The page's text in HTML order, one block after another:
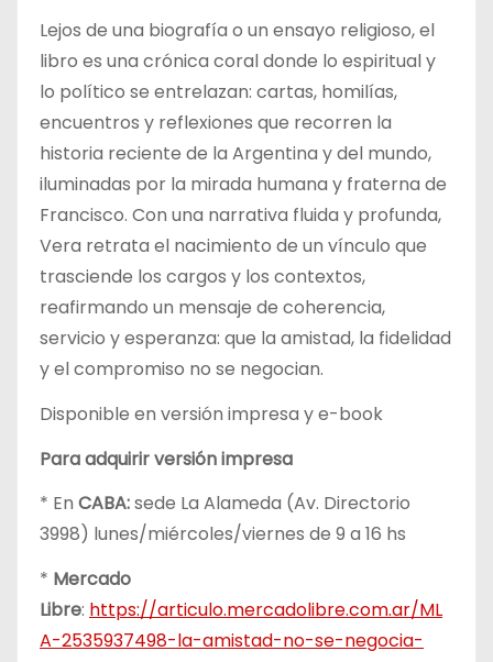
Lejos de una biografía o un ensayo religioso, el
libro es una crónica coral donde lo espiritual y
lo político se entrelazan: cartas, homilías,
encuentros y reflexiones que recorren la
historia reciente de la Argentina y del mundo,
iluminadas por la mirada humana y fraterna de
Francisco. Con una narrativa fluida y profunda,
Vera retrata el nacimiento de un vínculo que
trasciende los cargos y los contextos,
reafirmando un mensaje de coherencia,
servicio y esperanza: que la amistad, la fidelidad
y el compromiso no se negocian.
Disponible en versión impresa y e-book
Para adquirir versión impresa
* En CABA:sede La Alameda (Av. Directorio
3998) lunes/miércoles/viernes de 9 a 16 hs
* Mercado
Libre: https://articulo.mercadolibre.com.ar/ML
A-2535937498-la-amistad-no-se-negocia-